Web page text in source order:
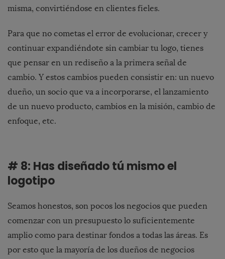
misma, convirtiéndose en clientes fieles.
Para que no cometas el error de evolucionar, crecer y
continuar expandiéndote sin cambiar tu logo, tienes
que pensar en un rediseño a la primera señal de
cambio. Y estos cambios pueden consistir en: un nuevo
dueño, un socio que va a incorporarse, el lanzamiento
de un nuevo producto, cambios en la misión, cambio de
enfoque, etc.
# 8: Has diseñado tú mismo el
logotipo
Seamos honestos, son pocos los negocios que pueden
comenzar con un presupuesto lo suficientemente
amplio como para destinar fondos a todas las áreas. Es
por esto que la mayoría de los dueños de negocios